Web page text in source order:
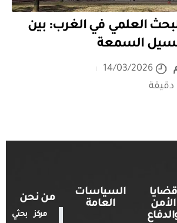
العلمي في الغرب: بين
السمعة
14/03/2026
قضايا
الأمن
السياسات
العامة
من نحن
مركز بحثي